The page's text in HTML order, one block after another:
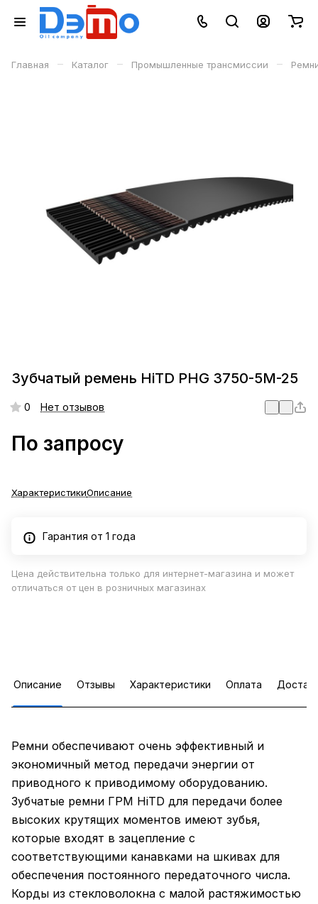
Главная – Каталог – Промышленные трансмиссии –
Зубчатый ремень HiTD PHG 3750-5M-25
0 Нет отзывов
По запросу
ХарактеристикиОписание
Гарантия от 1 года
Цена действительна только для интернет-магазина и может
отличаться от цен в розничных магазинах
Описание Отзывы Характеристики Оплата
Ремни обеспечивают очень эффективный и
экономичный метод передачи энергии от
приводного к приводимому оборудованию.
Зубчатые ремни ГРМ HiTD для передачи более
высоких крутящих моментов имеют зубья,
которые входят в зацепление с
соответствующими канавками на шкивах для
обеспечения постоянного передаточного числа.
Корды из стекловолокна с малой растяжимостью